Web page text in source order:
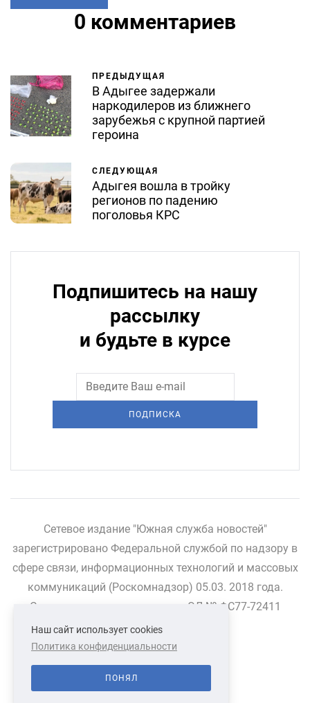
0 комментариев
ПРЕДЫДУЩАЯ
В Адыгее задержали
наркодилеров из ближнего
зарубежья с крупной партией
героина
СЛЕДУЮЩАЯ
Адыгея вошла в тройку
регионов по падению
поголовья КРС
Подпишитесь на нашу
рассылку
и будьте в курсе
ПОДПИСКА
Сетевое издание "Южная служба новостей"
зарегистрировано Федеральной службой по надзору в
сфере связи, информационных технологий и массовых
коммуникаций (Роскомнадзор) 05.03. 2018 года.
Свидетельство о регистрации ЭЛ № ФС77-72411
СВЯЗАТЬСЯ С НАМИ
Наш сайт использует cookies
Политика конфиденциальности
ПОНЯЛ